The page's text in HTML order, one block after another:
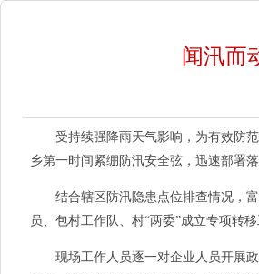
闻汛而
受持续强降雨天气影响，为有效防范
乡第一时间紧绷防汛安全弦，迅速部署
结合辖区防汛隐患点位排查情况，富
员、包村工作队、村“两委”成立专项转
现场工作人员逐一对企业人员开展政